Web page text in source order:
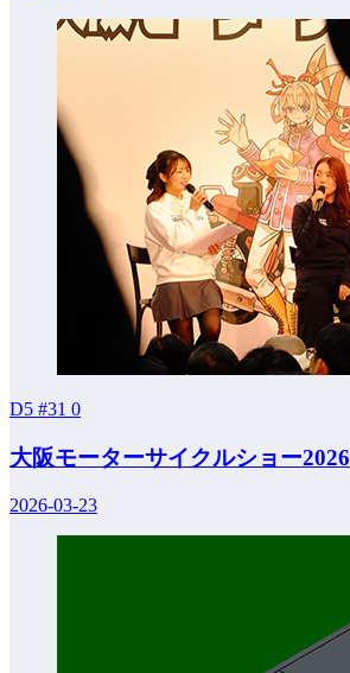
D5 #31 0
大阪モーターサイクルショー2026
2026-03-23